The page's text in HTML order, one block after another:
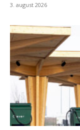
3. august 2026